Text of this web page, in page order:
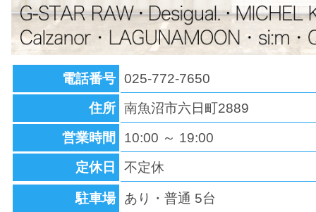
電話番号 025-772-7650
住所 南魚沼市六日町2889
営業時間
10:00 ～ 19:00
定休日
不定休
駐車場 あり・普通 5台